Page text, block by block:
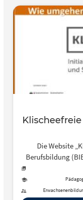
Die Website
Berufsbildung
alle, die sich für
Materialien, die